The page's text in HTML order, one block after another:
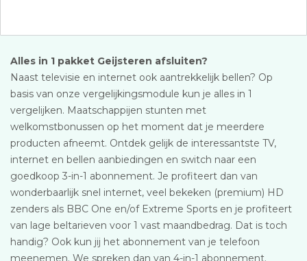
Alles in 1 pakket Geijsteren afsluiten?
Naast televisie en internet ook aantrekkelijk bellen? Op
basis van onze vergelijkingsmodule kun je alles in 1
vergelijken. Maatschappijen stunten met
welkomstbonussen op het moment dat je meerdere
producten afneemt. Ontdek gelijk de interessantste TV,
internet en bellen aanbiedingen en switch naar een
goedkoop 3-in-1 abonnement. Je profiteert dan van
wonderbaarlijk snel internet, veel bekeken (premium) HD
zenders als BBC One en/of Extreme Sports en je profiteert
van lage beltarieven voor 1 vast maandbedrag. Dat is toch
handig? Ook kun jij het abonnement van je telefoon
meenemen. We spreken dan van 4-in-1 abonnement.